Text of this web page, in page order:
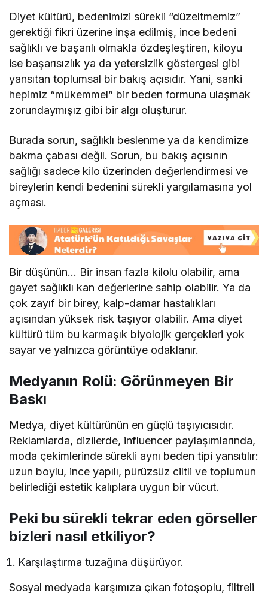
Diyet kültürü, bedenimizi sürekli “düzeltmemiz”
gerektiği fikri üzerine inşa edilmiş, ince bedeni
sağlıklı ve başarılı olmakla özdeşleştiren, kiloyu
ise başarısızlık ya da yetersizlik göstergesi gibi
yansıtan toplumsal bir bakış açısıdır. Yani, sanki
hepimiz “mükemmel” bir beden formuna ulaşmak
zorundaymışız gibi bir algı oluşturur.
Burada sorun, sağlıklı beslenme ya da kendimize
bakma çabası değil. Sorun, bu bakış açısının
sağlığı sadece kilo üzerinden değerlendirmesi ve
bireylerin kendi bedenini sürekli yargılamasına yol
açması.
Bir düşünün… Bir insan fazla kilolu olabilir, ama
gayet sağlıklı kan değerlerine sahip olabilir. Ya da
çok zayıf bir birey, kalp-damar hastalıkları
açısından yüksek risk taşıyor olabilir. Ama diyet
kültürü tüm bu karmaşık biyolojik gerçekleri yok
sayar ve yalnızca görüntüye odaklanır.
Medyanın Rolü: Görünmeyen Bir
Baskı
Medya, diyet kültürünün en güçlü taşıyıcısıdır.
Reklamlarda, dizilerde, influencer paylaşımlarında,
moda çekimlerinde sürekli aynı beden tipi yansıtılır:
uzun boylu, ince yapılı, pürüzsüz ciltli ve toplumun
belirlediği estetik kalıplara uygun bir vücut.
Peki bu sürekli tekrar eden görseller
bizleri nasıl etkiliyor?
Karşılaştırma tuzağına düşürüyor.
Sosyal medyada karşımıza çıkan fotoşoplu, filtreli